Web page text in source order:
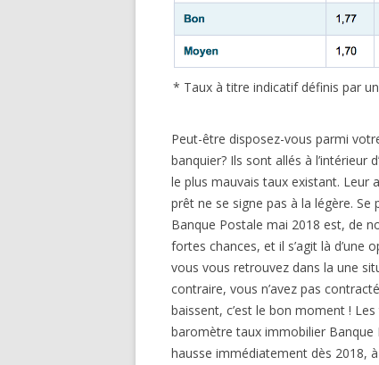
* Taux à titre indicatif définis par
Peut-être disposez-vous parmi
banquier? Ils sont allés à
le plus mauvais taux existant. Leur
prêt ne se signe pas à la légère. Se
Banque Postale mai 2018 est, de
fortes chances, et il s’agit là
vous vous retrouvez dans la une
contraire, vous n’avez pas
baissent, c’est le bon moment !
baromètre taux immobilier Banque
hausse immédiatement dès 2018,